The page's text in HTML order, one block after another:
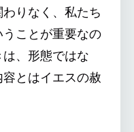
りなく、私たち
ことが重要なの
、形態ではな
とはイエスの赦